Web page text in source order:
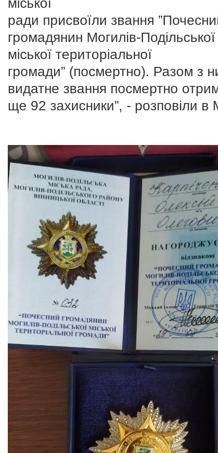
міської
ради присвоїли звання
громадянин Могилів-Подільської
міської територіальної
громади” (посмертно). Разом з
видатне звання посмертно
ще 92 захисники”, - розповіли